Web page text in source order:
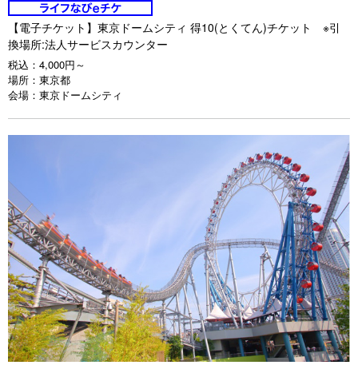
【電子チケット】東京ドームシティ 得10(とくてん)チケット ※引
換場所:法人サービスカウンター
税込： 4,000円～
場所： 東京都
会場： 東京ドームシティ